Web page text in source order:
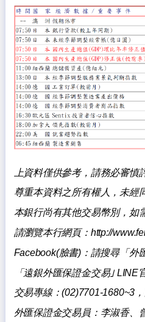
尊重本資料之所有權人，未經
請瀏覽本行網頁： http://
Facebook(臉書)：請搜尋「 外